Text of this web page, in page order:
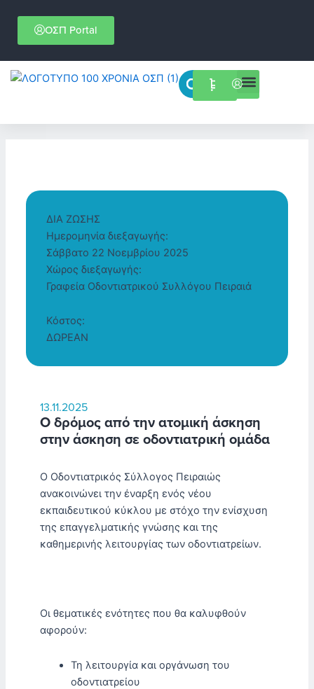
περιεχόμενο
ΟΣΠ Portal
Menu
13.11.2025
Ο δρόμος από την ατομική άσκηση
στην άσκηση σε οδοντιατρική ομάδα
Ο Οδοντιατρικός Σύλλογος Πειραιώς
ανακοινώνει την έναρξη ενός νέου
εκπαιδευτικού κύκλου με στόχο την ενίσχυση
της επαγγελματικής γνώσης και της
καθημερινής λειτουργίας των οδοντιατρείων.
Οι θεματικές ενότητες που θα καλυφθούν
αφορούν:
Τη λειτουργία και οργάνωση του
οδοντιατρείου
ΔΙΑ ΖΩΣΗΣ
Ημερομηνία διεξαγωγής:
Σάββατο 22 Νοεμβρίου 2025
Χώρος διεξαγωγής:
Γραφεία Οδοντιατρικού Συλλόγου Πειραιά
Κόστος:
ΔΩΡΕΑΝ